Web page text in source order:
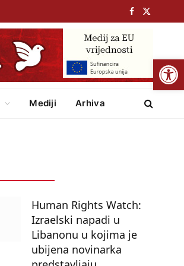
Facebook
X
Mediji Arhiva
Human Rights Watch:
Izraelski napadi u
Libanonu u kojima je
ubijena novinarka